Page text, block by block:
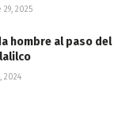
2025
hombre al paso del
2024